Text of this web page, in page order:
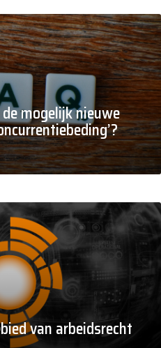
mogelijk nieuwe
van arbeidsrecht